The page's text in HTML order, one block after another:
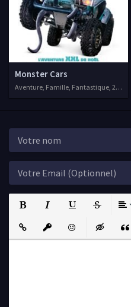
Monster Cars
Aventure, Famille, Fantastique, 2016
Insert LinkInsert protected link
EmoticonsInsert